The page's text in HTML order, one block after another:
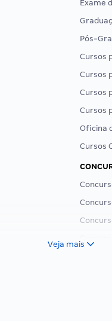
Exame
Pós-
Cursos
Cursos
Cursos
Cursos
Oficina
Cursos
Veja mais